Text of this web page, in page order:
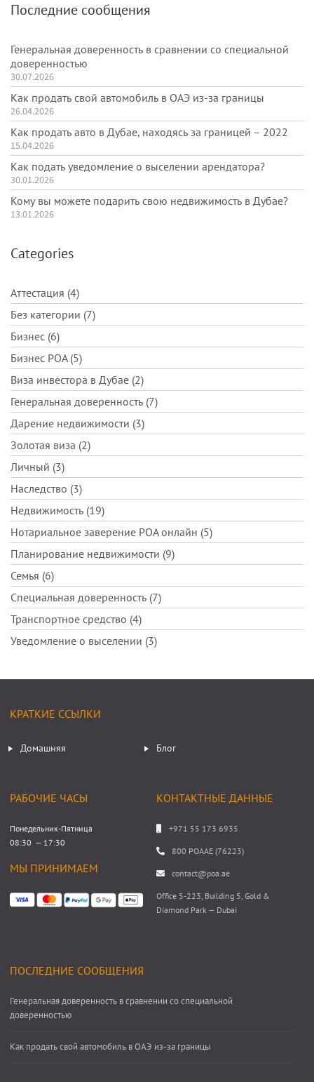
Последние сообщения
Генеральная доверенность в сравнении со специальной
доверенностью
30.07.2026
Как продать свой автомобиль в ОАЭ из-за границы
26.04.2026
Как продать авто в Дубае, находясь за границей – 2022
15.04.2026
Как подать уведомление о выселении арендатора?
30.01.2026
Кому вы можете подарить свою недвижимость в Дубае?
13.01.2026
Categories
Аттестация (4)
Без категории (7)
Бизнес (6)
Бизнес POA (5)
Виза инвестора в Дубае (2)
Генеральная доверенность (7)
Дарение недвижимости (3)
Золотая виза (2)
Личный (3)
Наследство (3)
Недвижимость (19)
Нотариальное заверение POA онлайн (5)
Планирование недвижимости (9)
Семья (6)
Специальная доверенность (7)
Транспортное средство (4)
Уведомление о выселении (3)
КРАТКИЕ ССЫЛКИ
Домашняя Блог
РАБОЧИЕ ЧАСЫ
Понедельник-Пятница
08:30 — 17:30
МЫ ПРИНИМАЕМ
КОНТАКТНЫЕ ДАННЫЕ
+971 55 173 6935
800 POAAE (76223)
contact@poa.ae
Office 5-223, Building 5, Gold &
Diamond Park — Dubai
ПОСЛЕДНИЕ СООБЩЕНИЯ
Генеральная доверенность в сравнении со специальной
доверенностью
Как продать свой автомобиль в ОАЭ из-за границы